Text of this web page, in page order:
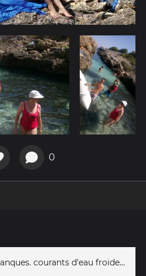
0
courants d'eau froide...